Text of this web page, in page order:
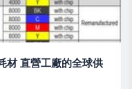
材 直營工廠的全球供